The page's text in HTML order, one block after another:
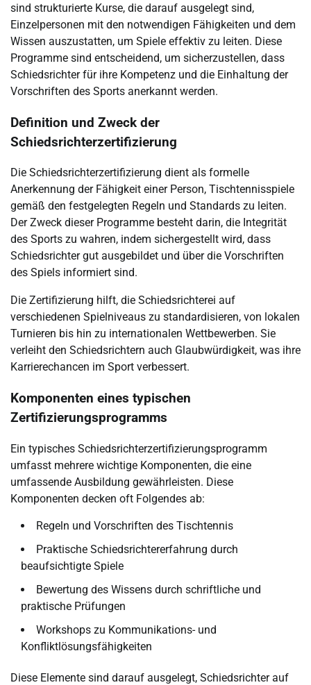
sind strukturierte Kurse, die darauf ausgelegt sind,
Einzelpersonen mit den notwendigen Fähigkeiten und dem
Wissen auszustatten, um Spiele effektiv zu leiten. Diese
Programme sind entscheidend, um sicherzustellen, dass
Schiedsrichter für ihre Kompetenz und die Einhaltung der
Vorschriften des Sports anerkannt werden.
Definition und Zweck der
Schiedsrichterzertifizierung
Die Schiedsrichterzertifizierung dient als formelle
Anerkennung der Fähigkeit einer Person, Tischtennisspiele
gemäß den festgelegten Regeln und Standards zu leiten.
Der Zweck dieser Programme besteht darin, die Integrität
des Sports zu wahren, indem sichergestellt wird, dass
Schiedsrichter gut ausgebildet und über die Vorschriften
des Spiels informiert sind.
Die Zertifizierung hilft, die Schiedsrichterei auf
verschiedenen Spielniveaus zu standardisieren, von lokalen
Turnieren bis hin zu internationalen Wettbewerben. Sie
verleiht den Schiedsrichtern auch Glaubwürdigkeit, was ihre
Karrierechancen im Sport verbessert.
Komponenten eines typischen
Zertifizierungsprogramms
Ein typisches Schiedsrichterzertifizierungsprogramm
umfasst mehrere wichtige Komponenten, die eine
umfassende Ausbildung gewährleisten. Diese
Komponenten decken oft Folgendes ab:
Regeln und Vorschriften des Tischtennis
Praktische Schiedsrichtererfahrung durch
beaufsichtigte Spiele
Bewertung des Wissens durch schriftliche und
praktische Prüfungen
Workshops zu Kommunikations- und
Konfliktlösungsfähigkeiten
Diese Elemente sind darauf ausgelegt, Schiedsrichter auf